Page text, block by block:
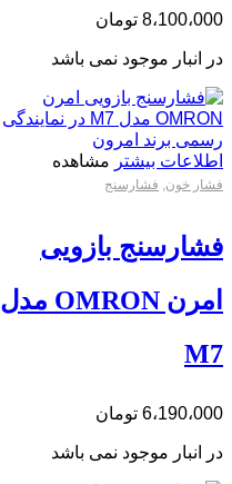
8،100،000 تومان
در انبار موجود نمی باشد
اطلاعات بیشتر مشاهده
فشار خون, فشارسنج
فشارسنج بازویی
امرن OMRON مدل
M7
6،190،000 تومان
در انبار موجود نمی باشد